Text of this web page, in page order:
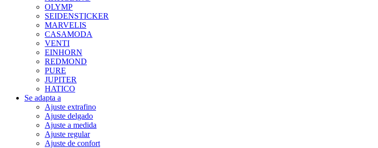
OLYMP
SEIDENSTICKER
MARVELIS
CASAMODA
VENTI
EINHORN
REDMOND
PURE
JUPITER
HATICO
Se adapta a
Ajuste extrafino
Ajuste delgado
Ajuste a medida
Ajuste regular
Ajuste de confort